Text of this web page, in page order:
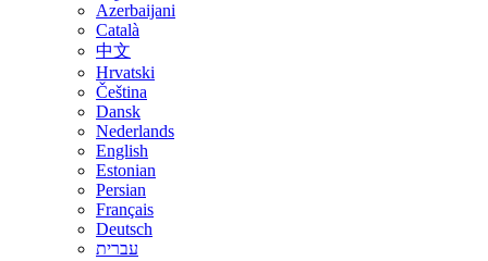
Azerbaijani
Català
中文
Hrvatski
Čeština
Dansk
Nederlands
English
Estonian
Persian
Français
Deutsch
עברית